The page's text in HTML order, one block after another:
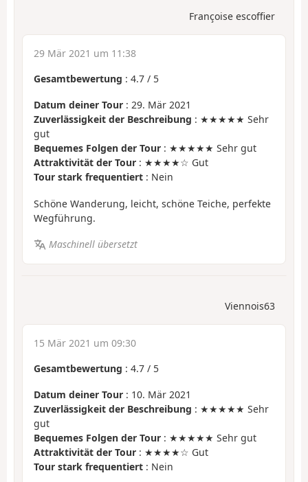
Françoise escoffier
29 Mär 2021 um 11:38
Gesamtbewertung : 4.7 / 5
Datum deiner Tour : 29. Mär 2021
Zuverlässigkeit der Beschreibung : ★★★★★ Sehr
gut
Bequemes Folgen der Tour : ★★★★★ Sehr gut
Attraktivität der Tour : ★★★★☆ Gut
Tour stark frequentiert : Nein
Schöne Wanderung, leicht, schöne Teiche, perfekte
Wegführung.
Maschinell übersetzt
Viennois63
15 Mär 2021 um 09:30
Gesamtbewertung : 4.7 / 5
Datum deiner Tour : 10. Mär 2021
Zuverlässigkeit der Beschreibung : ★★★★★ Sehr
gut
Bequemes Folgen der Tour : ★★★★★ Sehr gut
Attraktivität der Tour : ★★★★☆ Gut
Tour stark frequentiert : Nein